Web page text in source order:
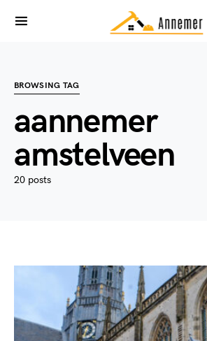
BROWSING TAG
aannemer
amstelveen
20 posts